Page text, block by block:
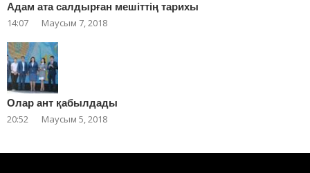
Адам ата салдырған мешіттің тарихы
14:07 Маусым 7, 2018
Олар ант қабылдады
20:52 Маусым 5, 2018